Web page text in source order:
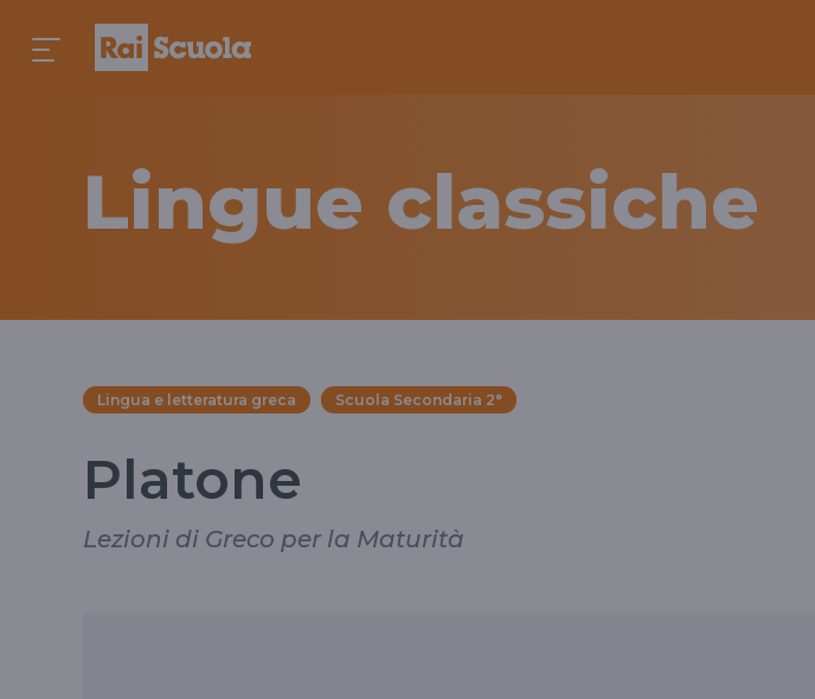
Lingue classiche
Lingua e letteratura greca Scuola Secondaria 2°
Platone
Lezioni di Greco per la Maturità